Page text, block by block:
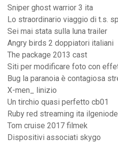
Sniper ghost warrior 3 ita
Lo straordinario viaggio di t.s.
Sei mai stata sulla luna trailer
Angry birds 2 doppiatori italiani
The package 2013 cast
Siti per modificare foto con
Bug la paranoia è contagiosa
X-men_ linizio
Un tirchio quasi perfetto cb01
Ruby red streaming ita
Tom cruise 2017 filmek
Dispositivi associati skygo